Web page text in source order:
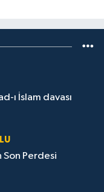
ı İslam davası
Son Perdesi